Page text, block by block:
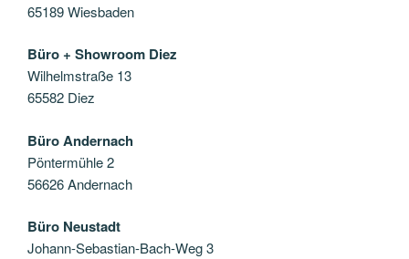
65189 Wiesbaden
Büro + Showroom Diez
Wilhelmstraße 13
65582 Diez
Büro Andernach
Pöntermühle 2
56626 Andernach
Büro Neustadt
Johann-Sebastian-Bach-Weg 3